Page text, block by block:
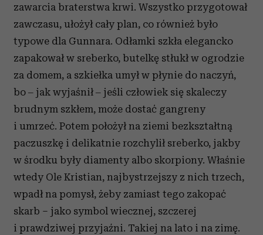
zawarcia braterstwa krwi. Wszystko przygotował
zawczasu, ułożył cały plan, co również było
typowe dla Gunnara. Odłamki szkła elegancko
zapakował w sreberko, butelkę stłukł w ogrodzie
za domem, a szkiełka umył w płynie do naczyń,
bo ‒ jak wyjaśnił ‒ jeśli człowiek się skaleczy
brudnym szkłem, może dostać gangreny
i umrzeć. Potem położył na ziemi bezkształtną
paczuszkę i delikatnie rozchylił sreberko, jakby
w środku były diamenty albo skorpiony. Właśnie
wtedy Ole Kristian, najbystrzejszy z nich trzech,
wpadł na pomysł, żeby zamiast tego zakopać
skarb – jako symbol wiecznej, szczerej
i prawdziwej przyjaźni. Takiej na lato i na zimę.